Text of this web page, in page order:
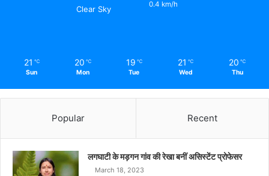
Clear Sky 0.4 km/h
21 ℃
Sun
20 ℃
Mon
19 ℃
Tue
21 ℃
Wed
20 ℃
Thu
Popular Recent
लगघाटी के मड़गन गांव की रेखा बनीं असिस्टेंट प्रोफेसर
March 18, 2023